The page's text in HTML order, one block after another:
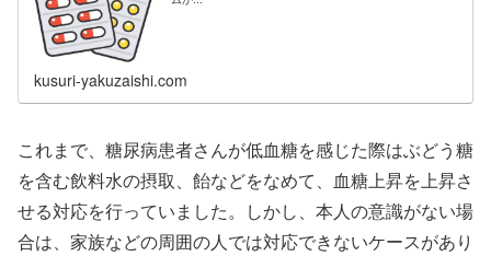
kusuri-yakuzaishi.com
これまで、糖尿病患者さんが低血糖を感じた際はぶどう糖
を含む飲料水の摂取、飴などをなめて、血糖上昇を上昇さ
せる対応を行っていました。しかし、本人の意識がない場
合は、家族などの周囲の人では対応できないケースがあり